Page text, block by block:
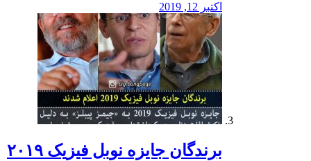
اکتبر 12, 2019
برندگان جایزه نوبل فیزیک ۲۰۱۹